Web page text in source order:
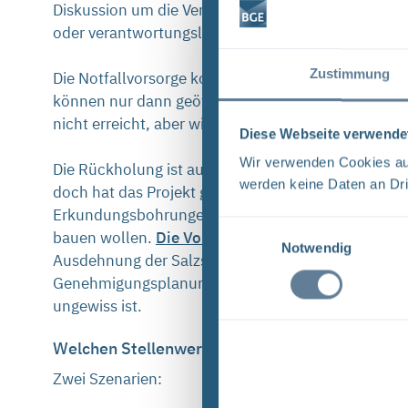
Zustimmung
Diese Webseite
Wir verwenden Cookies
werden keine Daten an
Notwendig
Diskussion um die Verfüllung von Strecken im
oder verantwortungslos – die Meinungen gehen
Die Notfallvorsorge kommt langsam, aber sicher
können nur dann geöffnet werden, wenn für das
nicht erreicht, aber wir sind schon heute besser
Die Rückholung ist auch heute noch ein Projekt,
doch hat das Projekt große Fortschritte gemacht :
Erkundungsbohrungen haben wir einen neuen
bauen wollen. Die Vorbereitungen für die 3D-
Ausdehnung der Salzstruktur erhalten werden,
Genehmigungsplanung an, auf deren Basis die
ungewiss ist.
Welchen Stellenwert wird die Asse in zehn
Zwei Szenarien: